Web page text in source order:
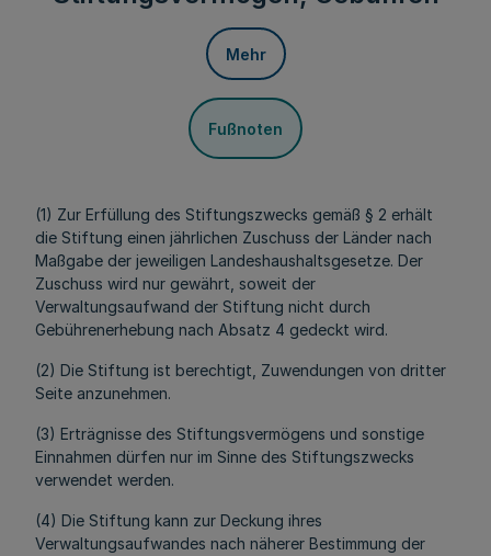
Mehr
Fußnoten
(1) Zur Erfüllung des Stiftungszwecks gemäß § 2 erhält
die Stiftung einen jährlichen Zuschuss der Länder nach
Maßgabe der jeweiligen Landeshaushaltsgesetze. Der
Zuschuss wird nur gewährt, soweit der
Verwaltungsaufwand der Stiftung nicht durch
Gebührenerhebung nach Absatz 4 gedeckt wird.
(2) Die Stiftung ist berechtigt, Zuwendungen von dritter
Seite anzunehmen.
(3) Erträgnisse des Stiftungsvermögens und sonstige
Einnahmen dürfen nur im Sinne des Stiftungszwecks
verwendet werden.
(4) Die Stiftung kann zur Deckung ihres
Verwaltungsaufwandes nach näherer Bestimmung der